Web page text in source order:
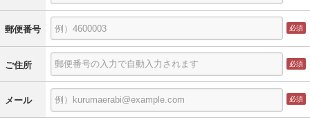
郵便番号
ご住所
メール